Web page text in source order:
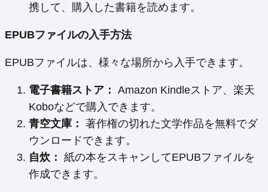
携して、購入した書籍を読めます。
EPUBファイルの入手方法
EPUBファイルは、様々な場所から入手できます。
電子書籍ストア： Amazon Kindleストア、楽天
Koboなどで購入できます。
青空文庫： 著作権の切れた文学作品を無料でダ
ウンロードできます。
自炊： 紙の本をスキャンしてEPUBファイルを
作成できます。